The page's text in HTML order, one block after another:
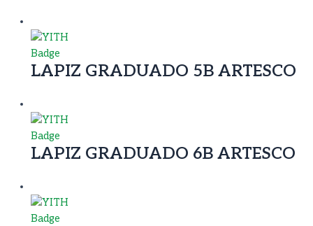
LAPIZ GRADUADO 5B ARTESCO
LAPIZ GRADUADO 6B ARTESCO